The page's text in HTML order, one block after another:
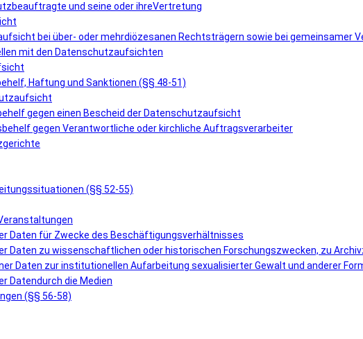
und seine oder ihreVertretung
bei über- oder mehrdiözesanen Rechtsträgern sowie bei gemeinsamer
mit den Datenschutzaufsichten
Haftung und Sanktionen (§§ 48-51)
gegen einen Bescheid der Datenschutzaufsicht
gegen Verantwortliche oder kirchliche Auftragsverarbeiter
(§§ 52-55)
Daten für Zwecke des Beschäftigungsverhältnisses
Daten zu wissenschaftlichen oder historischen Forschungszwecken, zu
Daten zur institutionellen Aufarbeitung sexualisierter Gewalt und anderer
Datendurch die Medien
(§§ 56-58)